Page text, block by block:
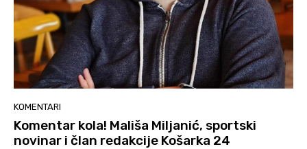
KOMENTARI
Komentar kola! Mališa Miljanić, sportski
novinar i član redakcije Košarka 24